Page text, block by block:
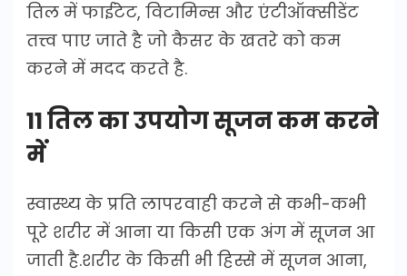
तिल में फाईटेट, विटामिन्स और एंटीऑक्सीडेंट
तत्त्व पाए जाते है जो कैसर के खतरे को कम
करने में मदद करते है.
11 तिल का उपयोग सूजन कम करने
में
स्वास्थ्य के प्रति लापरवाही करने से कभी-कभी
पूरे शरीर में आना या किसी एक अंग में सूजन आ
जाती है.शरीर के किसी भी हिस्से में सूजन आना,